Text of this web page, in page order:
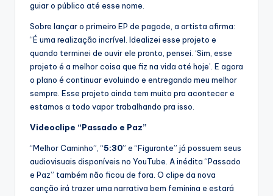
guiar o público até esse nome.
Sobre lançar o primeiro EP de pagode, a artista afirma:
“É uma realização incrível. Idealizei esse projeto e
quando terminei de ouvir ele pronto, pensei. ‘Sim, esse
projeto é a melhor coisa que fiz na vida até hoje’. E agora
o plano é continuar evoluindo e entregando meu melhor
sempre. Esse projeto ainda tem muito pra acontecer e
estamos a todo vapor trabalhando pra isso.
Videoclipe “Passado e Paz”
“Melhor Caminho”, “5:30” e “Figurante” já possuem seus
audiovisuais disponíveis no YouTube. A inédita “Passado
e Paz” também não ficou de fora. O clipe da nova
canção irá trazer uma narrativa bem feminina e estará